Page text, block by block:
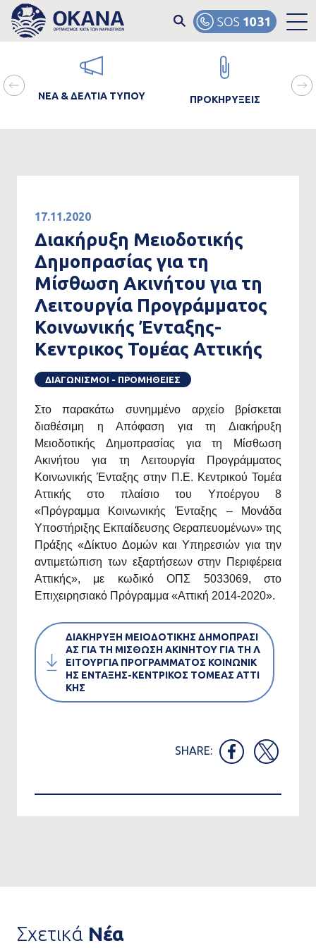
Skip to main content
ΝΕΑ & ΔΕΛΤΙΑ ΤΥΠΟΥ ΠΡΟΚΗΡΥΞΕΙΣ
17.11.2020
Διακήρυξη Μειοδοτικής
Δημοπρασίας για τη
Μίσθωση Ακινήτου για τη
Λειτουργία Προγράμματος
Κοινωνικής Ένταξης-
Κεντρικος Τομέας Αττικής
ΔΙΑΓΩΝΙΣΜΟΙ - ΠΡΟΜΗΘΕΙΕΣ
Στο παρακάτω συνημμένο αρχείο βρίσκεται
διαθέσιμη η Απόφαση για τη Διακήρυξη
Μειοδοτικής Δημοπρασίας για τη Μίσθωση
Ακινήτου για τη Λειτουργία Προγράμματος
Κοινωνικής Ένταξης στην Π.Ε. Κεντρικού Τομέα
Αττικής στο πλαίσιο του Υποέργου 8
«Πρόγραμμα Κοινωνικής Ένταξης – Μονάδα
Υποστήριξης Εκπαίδευσης Θεραπευομένων» της
Πράξης «Δίκτυο Δομών και Υπηρεσιών για την
αντιμετώπιση των εξαρτήσεων στην Περιφέρεια
Αττικής», με κωδικό ΟΠΣ 5033069, στο
Επιχειρησιακό Πρόγραμμα «Αττική 2014-2020».
ΔΙΑΚΗΡΥΞΗ ΜΕΙΟΔΟΤΙΚΗΣ ΔΗΜΟΠΡΑΣΙ
ΑΣ ΓΙΑ ΤΗ ΜΙΣΘΩΣΗ ΑΚΙΝΗΤΟΥ ΓΙΑ ΤΗ Λ
ΕΙΤΟΥΡΓΙΑ ΠΡΟΓΡΑΜΜΑΤΟΣ ΚΟΙΝΩΝΙΚ
ΗΣ ΕΝΤΑΞΗΣ-ΚΕΝΤΡΙΚΟΣ ΤΟΜΕΑΣ ΑΤΤΙ
ΚΗΣ
SHARE:
Σχετικά Νέα